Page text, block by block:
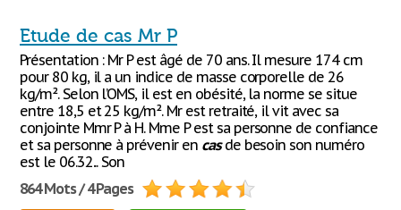
Etude de cas Mr P
Présentation : Mr P est âgé de 70 ans. Il mesure 174 cm
pour 80 kg, il a un indice de masse corporelle de 26
kg/m². Selon l’OMS, il est en obésité, la norme se situe
entre 18,5 et 25 kg/m². Mr est retraité, il vit avec sa
conjointe Mmr P à H. Mme P est sa personne de confiance
et sa personne à prévenir en casde besoin son numéro
est le 06.32... Son
864 Mots / 4 Pages